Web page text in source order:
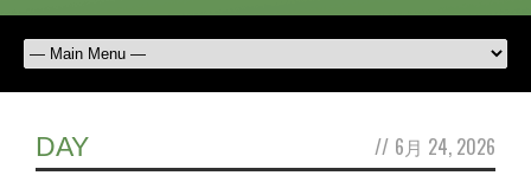
DAY // 6月 24, 2026